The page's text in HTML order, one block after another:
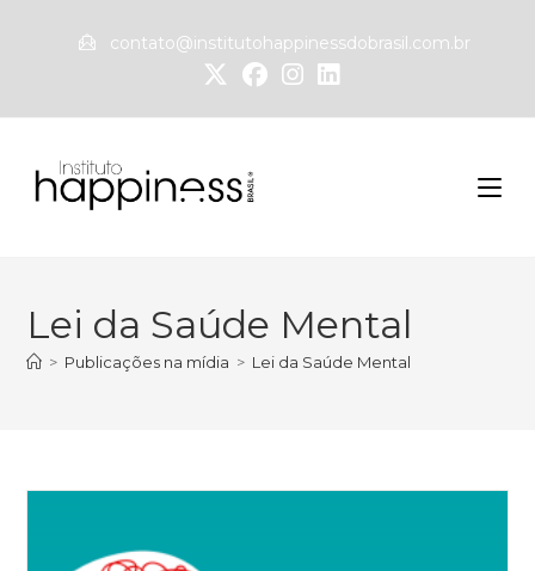
contato@institutohappinessdobrasil.com.br
Lei da Saúde Mental
> Publicações na mídia > Lei da Saúde Mental